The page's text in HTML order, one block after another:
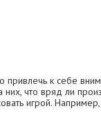
привлечь к себе
них, что вряд ли
игрой.